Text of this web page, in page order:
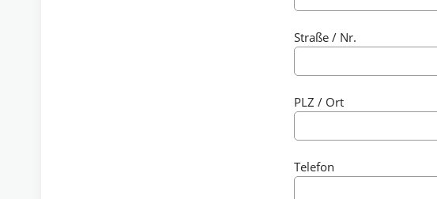
Straße / Nr.
PLZ / Ort
Telefon